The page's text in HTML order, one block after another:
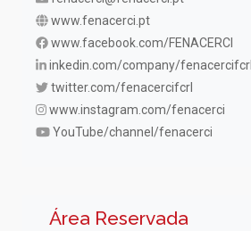
www.fenacerci.pt
www.facebook.com/FENACERCI
inkedin.com/company/fenacercifcrl
twitter.com/fenacercifcrl
www.instagram.com/fenacerci
YouTube/channel/fenacerci
Área Reservada